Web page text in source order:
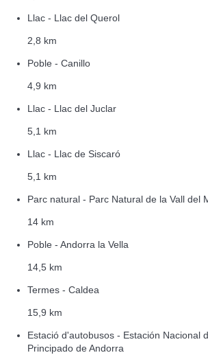
Llac - Llac del Querol
2,8 km
Poble - Canillo
4,9 km
Llac - Llac del Juclar
5,1 km
Llac - Llac de Siscaró
5,1 km
Parc natural - Parc Natural de la Vall del
14 km
Poble - Andorra la Vella
14,5 km
Termes - Caldea
15,9 km
Estació d'autobusos - Estación Nacional
Principado de Andorra